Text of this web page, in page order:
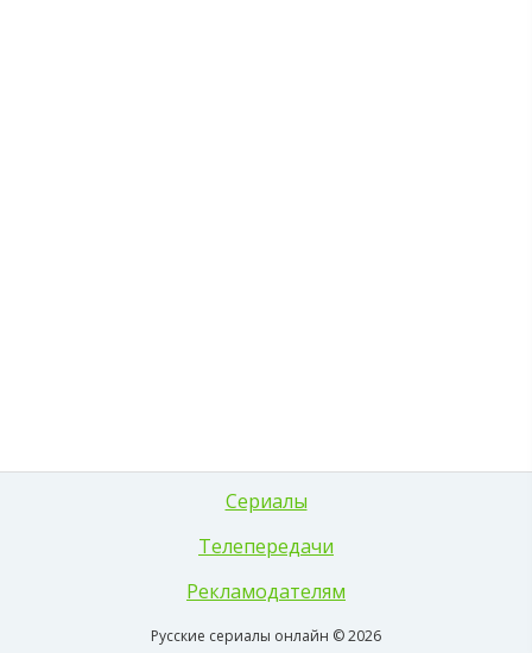
Сериалы
Телепередачи
Рекламодателям
Русские сериалы онлайн © 2026